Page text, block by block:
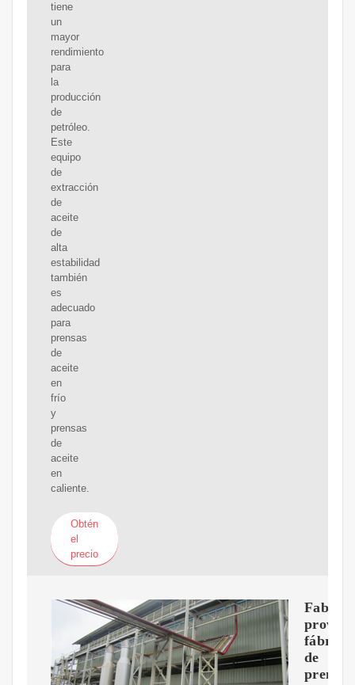
tiene
un
mayor
rendimiento
para
la
producción
de
petróleo.
Este
equipo
de
extracción
de
aceite
de
alta
estabilidad
también
es
adecuado
para
prensas
de
aceite
en
frío
y
prensas
de
aceite
en
caliente.
Obtén
el
precio
fábrica
de
prensas